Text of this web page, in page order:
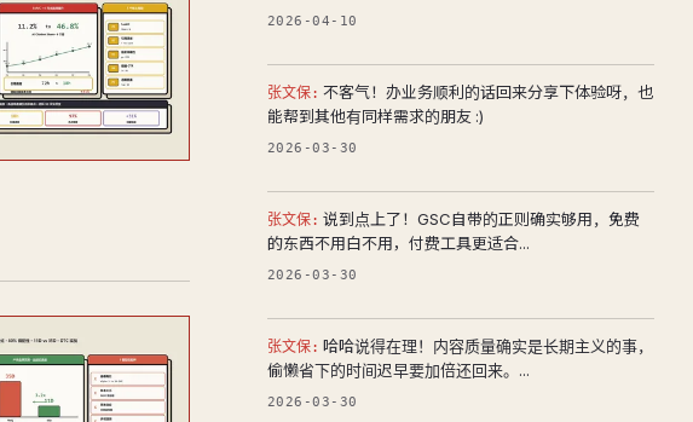
2026-04-10
张文保:
能帮到其他有同样需求的朋友 :)
2026-03-30
张文保:
的东西不用白不用，付费工具更适合...
2026-03-30
张文保:
偷懒省下的时间迟早要加倍还回来。...
2026-03-30